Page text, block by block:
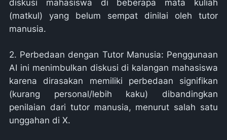
diskusi mahasiswa di beberapa mata kuliah
(matkul) yang belum sempat dinilai oleh tutor
manusia.
2. Perbedaan dengan Tutor Manusia: Penggunaan
AI ini menimbulkan diskusi di kalangan mahasiswa
karena dirasakan memiliki perbedaan signifikan
(kurang personal/lebih kaku) dibandingkan
penilaian dari tutor manusia, menurut salah satu
unggahan di X.